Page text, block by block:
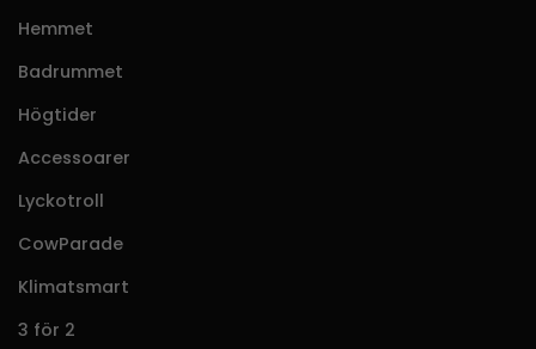
Hemmet
Badrummet
Högtider
Accessoarer
Lyckotroll
CowParade
Klimatsmart
3 för 2